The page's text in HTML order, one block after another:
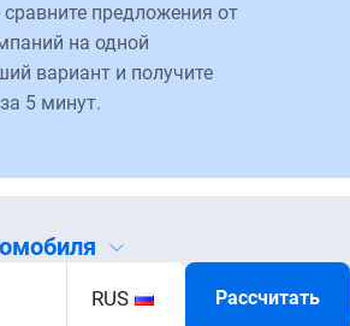
предложения от
на одной
вариант и получите
5 минут.
RUS Рассчитать